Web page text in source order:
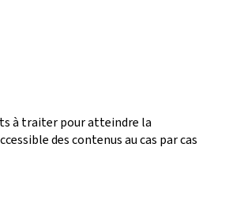
à traiter pour atteindre la
des contenus au cas par cas